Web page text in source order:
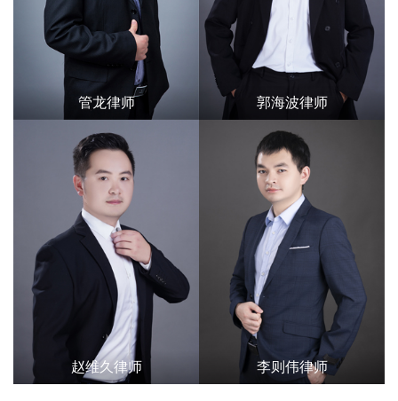
管龙律师 郭海波律师
赵维久律师 李则伟律师